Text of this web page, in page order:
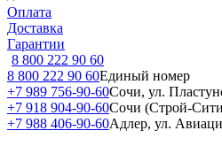
Оплата
Доставка
Гарантии
8 800 222 90 60
8 800 222 90 60Единый номер
+7 989 756-90-60Сочи, ул.
+7 918 904-90-60Сочи (Строй-
+7 988 406-90-60Адлер, ул.